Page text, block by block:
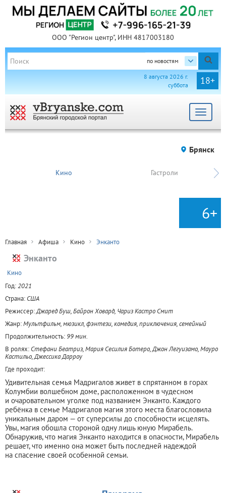
ООО "Регион центр", ИНН 4817003180
по новостям
18+
8 августа 2026 г.
суббота
Toggle
Брянск
Кино Гастроли
6+
Главная Афиша Кино Энканто
Энканто
Кино
Год:2021
Страна: США
Режиссер:Джаред Буш, Байрон Ховард, Чариз Кастро Смит
Жанр:Мультфильм, мюзикл, фэнтези, комедия, приключения, семейный
Продолжительность: 99 мин.
В ролях: Стефани Беатриз, Мария Сесилия Ботеро, Джон Легуизамо, Мауро
Кастильо, Джессика Дарроу
Где проходит:
Удивительная семья Мадригалов живет в спрятанном в горах
Колумбии волшебном доме, расположенном в чудесном
и очаровательном уголке под названием Энканто. Каждого
ребёнка в семье Мадригалов магия этого места благословила
уникальным даром — от суперсилы до способности исцелять.
Увы, магия обошла стороной одну лишь юную Мирабель.
Обнаружив, что магия Энканто находится в опасности, Мирабель
решает, что именно она может быть последней надеждой
на спасение своей особенной семьи.